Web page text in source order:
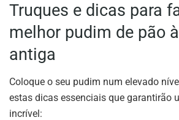
Truques e dicas para
melhor pudim de pão
antiga
Coloque o seu pudim num elevado
estas dicas essenciais que garantirão
incrível: